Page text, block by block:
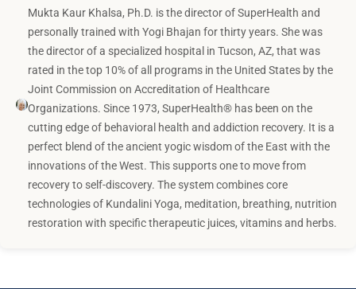
Mukta Kaur Khalsa, Ph.D. is the director of SuperHealth and
personally trained with Yogi Bhajan for thirty years. She was
the director of a specialized hospital in Tucson, AZ, that was
rated in the top 10% of all programs in the United States by the
Joint Commission on Accreditation of Healthcare
Organizations. Since 1973, SuperHealth® has been on the
cutting edge of behavioral health and addiction recovery. It is a
perfect blend of the ancient yogic wisdom of the East with the
innovations of the West. This supports one to move from
recovery to self-discovery. The system combines core
technologies of Kundalini Yoga, meditation, breathing, nutrition
restoration with specific therapeutic juices, vitamins and herbs.